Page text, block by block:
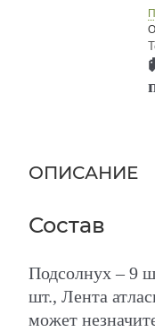
ОПИСАНИЕ
Состав
Подсолнух – 9
шт., Лента
может